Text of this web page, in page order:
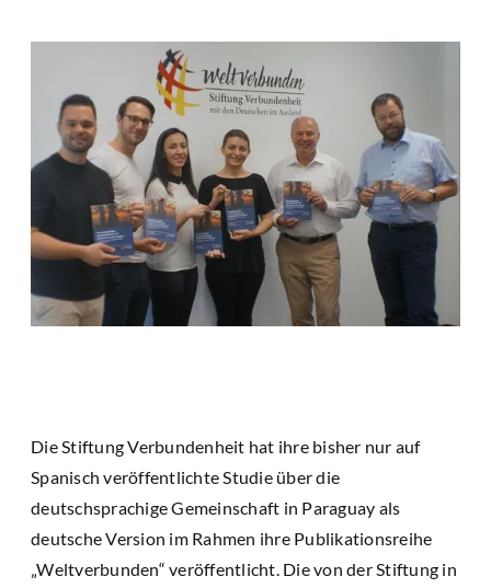
Die Stiftung Verbundenheit hat ihre bisher nur auf
Spanisch veröffentlichte Studie über die
deutschsprachige Gemeinschaft in Paraguay als
deutsche Version im Rahmen ihre Publikationsreihe
„Weltverbunden“ veröffentlicht. Die von der Stiftung in